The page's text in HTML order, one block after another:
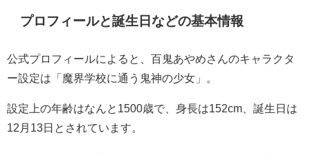
プロフィールと誕生日などの基本情報
公式プロフィールによると、百鬼あやめさんのキャラクタ
ー設定は「魔界学校に通う鬼神の少女」。
設定上の年齢はなんと1500歳で、身長は152cm、誕生日は
12月13日とされています。